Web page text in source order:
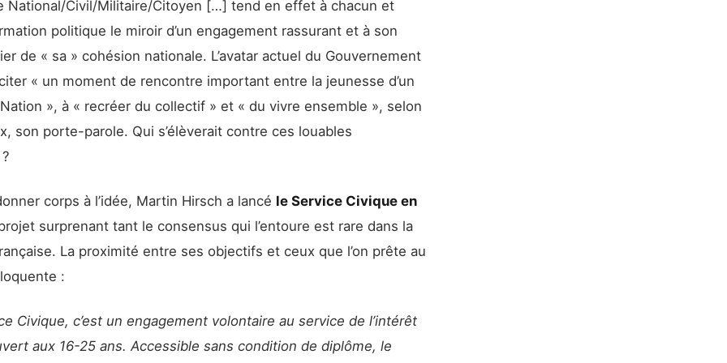
National/Civil/Militaire/Citoyen […] tend en effet à chacun et
politique le miroir d’un engagement rassurant et à son
de « sa » cohésion nationale. L’avatar actuel du Gouvernement
« un moment de rencontre important entre la jeunesse d’un
», à « recréer du collectif » et « du vivre ensemble », selon
son porte-parole. Qui s’élèverait contre ces louables
corps à l’idée, Martin Hirsch a lancé le Service Civique en
surprenant tant le consensus qui l’entoure est rare dans la
La proximité entre ses objectifs et ceux que l’on prête au
:
Civique, c’est un engagement volontaire au service de l’intérêt
aux 16-25 ans. Accessible sans condition de diplôme, le